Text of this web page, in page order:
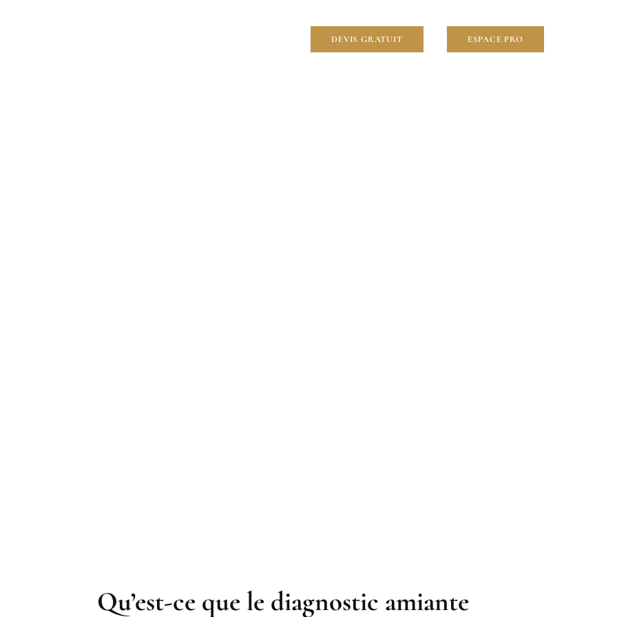
DEVIS GRATUIT ESPACE PRO
Qu’est-ce que le diagnostic amiante